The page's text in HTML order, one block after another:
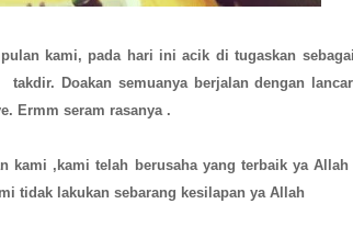
kami, pada hari ini acik di tugaskan
Doakan semuanya berjalan dengan
Ermm seram rasanya .
kami ,kami telah berusaha yang terbaik ya Allah
tidak lakukan sebarang kesilapan ya Allah